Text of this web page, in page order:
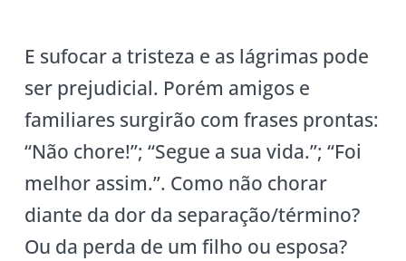
E sufocar a tristeza e as lágrimas pode
ser prejudicial. Porém amigos e
familiares surgirão com frases prontas:
“Não chore!”; “Segue a sua vida.”; “Foi
melhor assim.”. Como não chorar
diante da dor da separação/término?
Ou da perda de um filho ou esposa?